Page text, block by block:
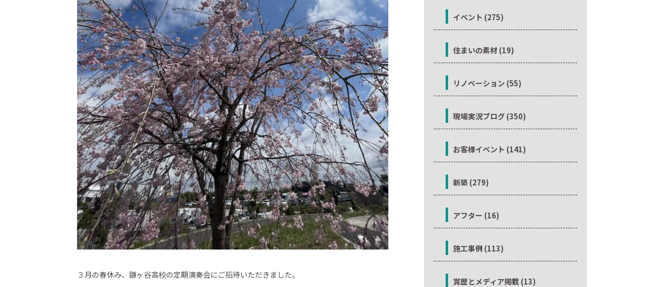
３月の春休み、鎌ヶ谷高校の定期演奏会にご招待いただきました。
イベント (275)
住まいの素材 (19)
リノベーション (55)
現場実況ブログ (350)
お客様イベント (141)
新築 (279)
アフター (16)
施工事例 (113)
賞歴とメディア掲載 (13)